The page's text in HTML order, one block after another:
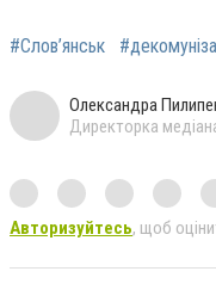
#Слов’янськ
Олександра
Директорка
Авторизуйтесь, щоб